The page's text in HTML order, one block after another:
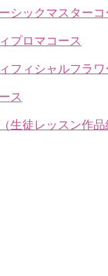
シックマスター
プロマコース
フィシャルフラ
ス
生徒レッスン作